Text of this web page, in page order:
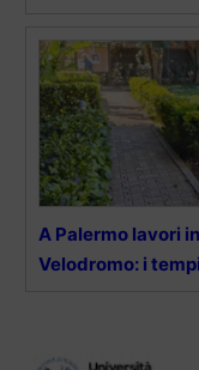
A Palermo lavori
Velodromo: i